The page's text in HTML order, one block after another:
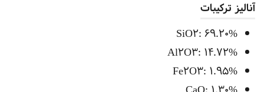
آنالیز ترکیبات
SiO2: 69.20%
Al2O3: 14.72%
Fe2O3: 1.95%